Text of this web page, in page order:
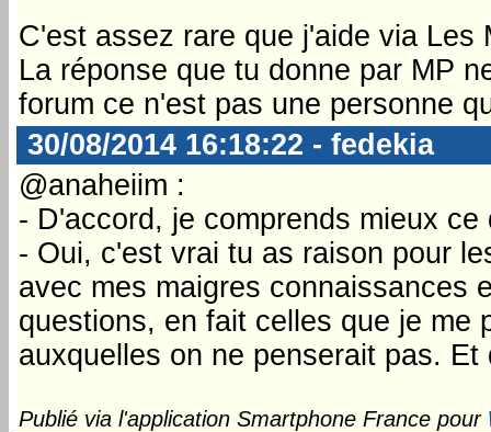
C'est assez rare que j'aide via
La réponse que tu donne par MP
forum ce n'est pas une personne
30/08/2014 16:18:22 - fedekia
@anaheiim :
- D'accord, je comprends mieux
- Oui, c'est vrai tu as raison pour
avec mes maigres connaissances
questions, en fait celles que je me
auxquelles on ne penserait pas.
Publié via l'application Smartphone France pour